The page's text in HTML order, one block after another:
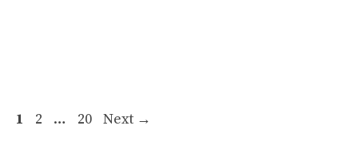
Page
1 Page
2 … Page
20 Next →